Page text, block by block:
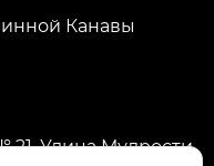
Канавы
21, Улица Мудрости,